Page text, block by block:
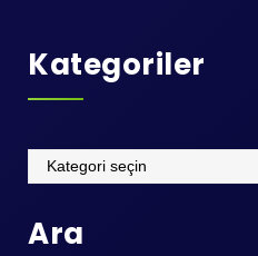
Kategoriler
Kategoriler
Ara